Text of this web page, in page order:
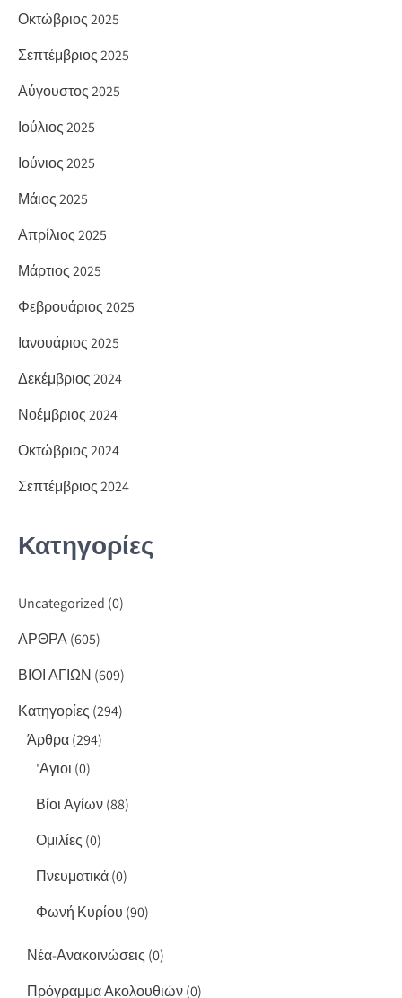
Οκτώβριος 2025
Σεπτέμβριος 2025
Αύγουστος 2025
Ιούλιος 2025
Ιούνιος 2025
Μάιος 2025
Απρίλιος 2025
Μάρτιος 2025
Φεβρουάριος 2025
Ιανουάριος 2025
Δεκέμβριος 2024
Νοέμβριος 2024
Οκτώβριος 2024
Σεπτέμβριος 2024
Κατηγορίες
Uncategorized (0)
ΑΡΘΡΑ(605)
ΒΙΟΙ ΑΓΙΩΝ (609)
Κατηγορίες (294)
Άρθρα(294)
'Αγιοι (0)
Βίοι Αγίων(88)
Ομιλίες (0)
Πνευματικά(0)
Φωνή Κυρίου (90)
Νέα-Ανακοινώσεις (0)
Πρόγραμμα Ακολουθιών(0)